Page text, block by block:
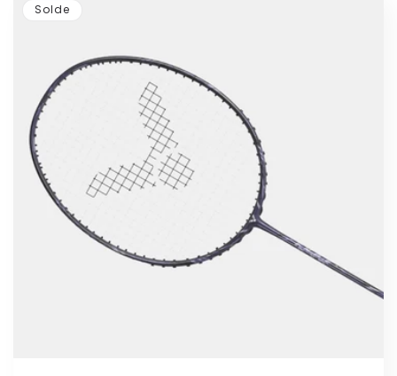
Solde